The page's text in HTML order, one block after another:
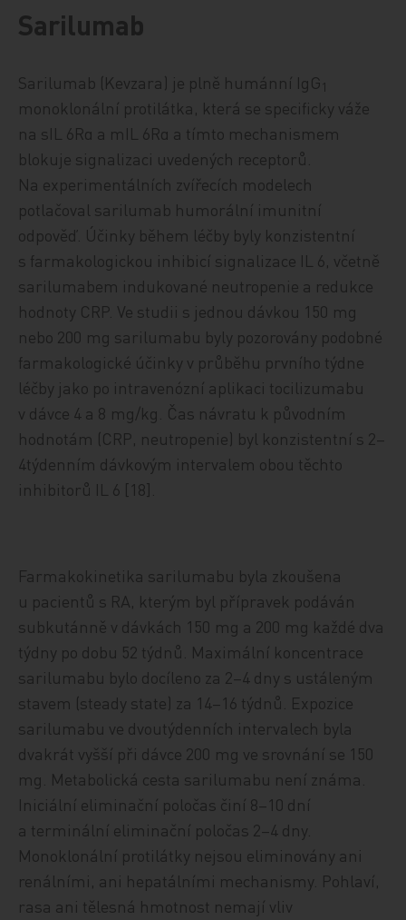
Sarilumab
Sarilumab (Kevzara) je plně humánní IgG 1
monoklonální protilátka, která se specificky váže
na sIL 6Rα a mIL 6Rα a tímto mechanismem
blokuje signalizaci uvedených receptorů.
Na experimentálních zvířecích modelech
potlačoval sarilumab humorální imunitní
odpověď. Účinky během léčby byly konzistentní
s farmakologickou inhibicí signalizace IL 6, včetně
sarilumabem indukované neutropenie a redukce
hodnoty CRP. Ve studii s jednou dávkou 150 mg
nebo 200 mg sarilumabu byly pozorovány podobné
farmakologické účinky v průběhu prvního týdne
léčby jako po intravenózní aplikaci tocilizumabu
v dávce 4 a 8 mg/kg. Čas návratu k původním
hodnotám (CRP, neutropenie) byl konzistentní s 2–
4týdenním dávkovým intervalem obou těchto
inhibitorů IL 6 [18].
Farmakokinetika sarilumabu byla zkoušena
u pacientů s RA, kterým byl přípravek podáván
subkutánně v dávkách 150 mg a 200 mg každé dva
týdny po dobu 52 týdnů. Maximální koncentrace
sarilumabu bylo docíleno za 2–4 dny s ustáleným
stavem (steady state) za 14–16 týdnů. Expozice
sarilumabu ve dvoutýdenních intervalech byla
dvakrát vyšší při dávce 200 mg ve srovnání se 150
mg. Metabolická cesta sarilumabu není známa.
Iniciální eliminační poločas činí 8–10 dní
a terminální eliminační poločas 2–4 dny.
Monoklonální protilátky nejsou eliminovány ani
renálními, ani hepatálními mechanismy. Pohlaví,
rasa ani tělesná hmotnost nemají vliv